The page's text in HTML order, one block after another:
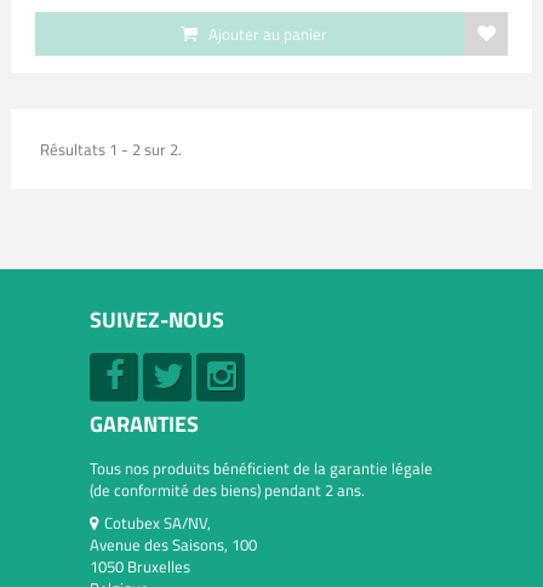
Ajouter au panier
Résultats 1 - 2 sur 2.
SUIVEZ-NOUS
GARANTIES
Tous nos produits bénéficient de la garantie légale
(de conformité des biens) pendant 2 ans.
Cotubex SA/NV,
Avenue des Saisons, 100
1050 Bruxelles